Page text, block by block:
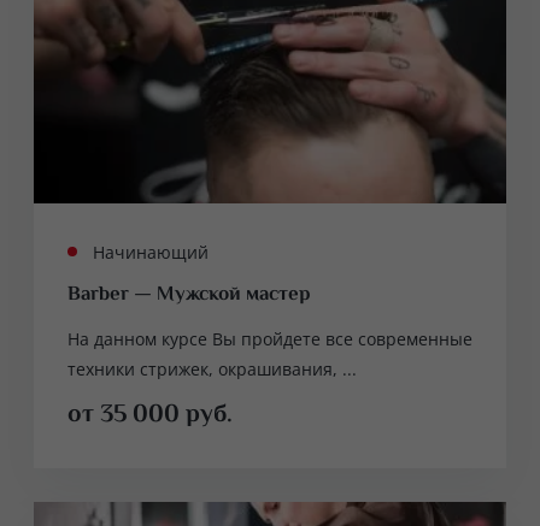
Начинающий
Barber — Мужской мастер
На данном курсе Вы пройдете все современные
техники стрижек, окрашивания, ...
от 35 000 руб.